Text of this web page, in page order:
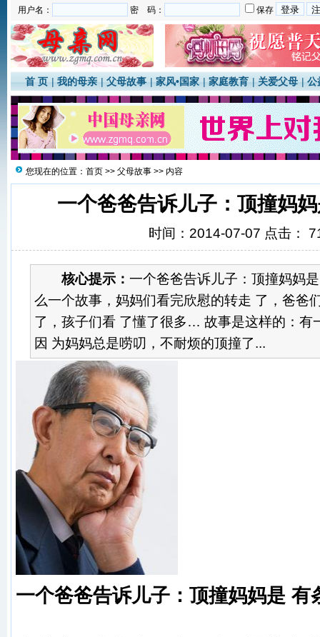
用户名： 密 码： 保存
首 页 |我的母亲 |父母故事 |家风•国家 |家庭教育 |关爱父母 |公
您现在的位置： 首页 >> 父母故事 >> 内容
一个爸爸告诉儿子：顶撞妈
时间：2014-07-07 点击：
核心提示： 一个爸爸告诉儿子：顶撞妈妈
么一个故事，妈妈们看完欣慰的转走 了，爸爸
了，孩子们看 了懂了很多… 故事是这样的：有
因 为妈妈总是唠叨，不耐烦的顶撞了...
一个爸爸告诉儿子：顶撞妈妈是